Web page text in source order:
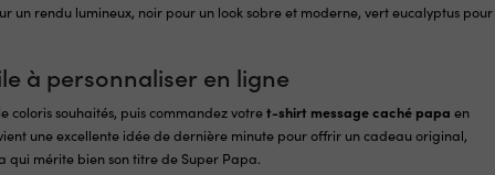
un rendu lumineux, noir pour un look sobre et moderne, vert eucalyptus pour
à personnaliser en ligne
coloris souhaités, puis commandez votret-shirt message caché papa en
une excellente idée de dernière minute pour offrir un cadeau original,
qui mérite bien son titre de Super Papa.